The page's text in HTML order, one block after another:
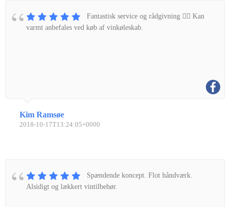
Fantastisk service og rådgivning 👌🏼 Kan
varmt anbefales ved køb af vinkøleskab.
Kim Ramsøe
2018-10-17T13:24:05+0000
Spændende koncept. Flot håndværk.
Alsidigt og lækkert vintilbehør.